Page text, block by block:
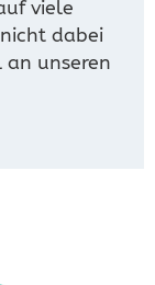
viele
dabei
an unseren